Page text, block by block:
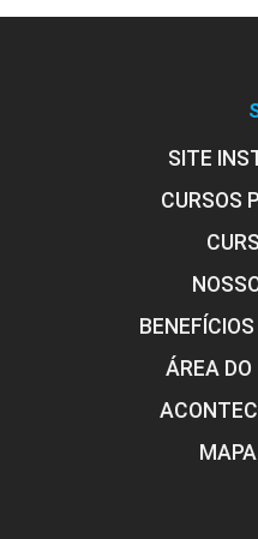
SITE
CURSOS
ÁREA